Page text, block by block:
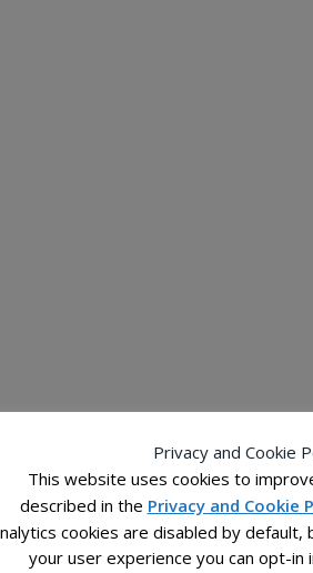
Privacy and Cookie
This website uses cookies to
described in the Privacy and Cookie
cookies are disabled by
your user experience you can opt-in